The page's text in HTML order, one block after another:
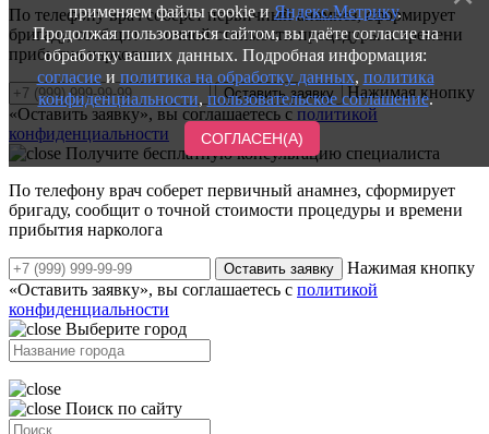
применяем файлы cookie иЯндекс.Метрику.
Продолжая пользоваться сайтом, вы даёте согласие на
обработку ваших данных. Подробная информация:
согласиеи политика на обработку данных, политика
конфиденциальности, пользовательское соглашение.
СОГЛАСЕН(А)
По телефону врач соберет первичный анамнез, сформирует
бригаду, сообщит о точной стоимости процедуры и времени
прибытия нарколога
Оставить заявку
Нажимая кнопку
«Оставить заявку», вы соглашаетесь с политикой
конфиденциальности
Получите бесплатную консультацию специалиста
По телефону врач соберет первичный анамнез, сформирует
бригаду, сообщит о точной стоимости процедуры и времени
прибытия нарколога
Оставить заявку
Нажимая кнопку
«Оставить заявку», вы соглашаетесь с политикой
конфиденциальности
Выберите город
Поиск по сайту